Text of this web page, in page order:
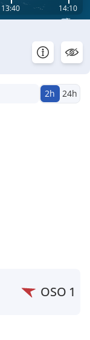
13:40 14:10
2h 24h
OSO 1